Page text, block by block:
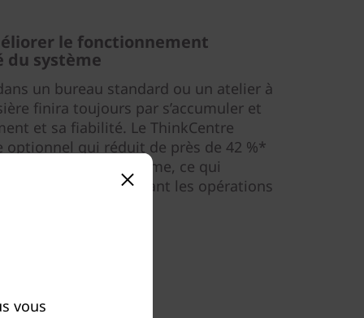
le fonctionnement
système
un bureau standard ou un atelier à
finira toujours par s’accumuler et
et sa fiabilité. Le ThinkCentre
optionnel qui réduit de près de 42 %*
dans le système, ce qui
ci tout en réduisant les opérations
vous